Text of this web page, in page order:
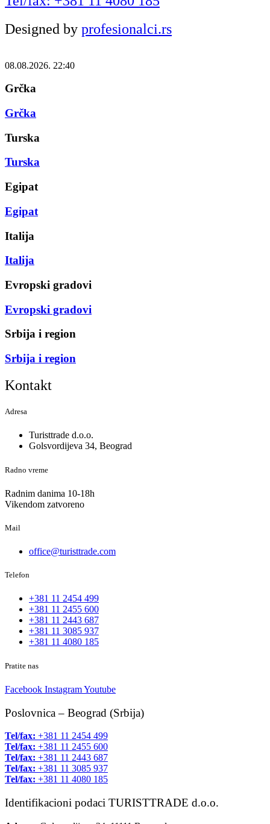
Designed by profesionalci.rs
08.08.2026. 22:40
Grčka
Grčka
Turska
Turska
Egipat
Egipat
Italija
Italija
Evropski gradovi
Evropski gradovi
Srbija i region
Srbija i region
Kontakt
Adresa
Turisttrade d.o.o.
Golsvordijeva 34, Beograd
Radno vreme
Radnim danima 10-18h
Vikendom zatvoreno
Mail
office@turisttrade.com
Telefon
+381 11 2454 499
+381 11 2455 600
+381 11 2443 687
+381 11 3085 937
+381 11 4080 185
Pratite nas
Facebook InstagramYoutube
Poslovnica – Beograd (Srbija)
Tel/fax: +381 11 2454 499
Tel/fax: +381 11 2455 600
Tel/fax: +381 11 2443 687
Tel/fax: +381 11 3085 937
Tel/fax: +381 11 4080 185
Identifikacioni podaci TURISTTRADE d.o.o.